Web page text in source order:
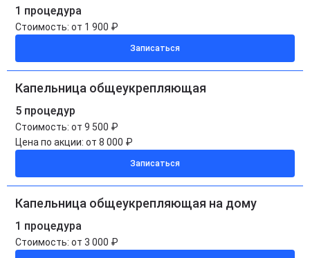
1 процедура
Стоимость: от 1 900 ₽
Записаться
Капельница общеукрепляющая
5 процедур
Стоимость: от 9 500 ₽
Цена по акции: от 8 000 ₽
Записаться
Капельница общеукрепляющая на дому
1 процедура
Стоимость: от 3 000 ₽